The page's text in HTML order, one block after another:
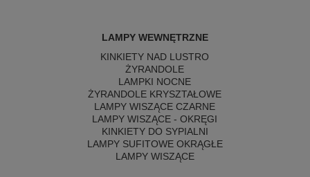
LAMPY WEWNĘTRZNE
KINKIETY NAD LUSTRO
ŻYRANDOLE
LAMPKI NOCNE
ŻYRANDOLE KRYSZTAŁOWE
LAMPY WISZĄCE CZARNE
LAMPY WISZĄCE - OKRĘGI
KINKIETY DO SYPIALNI
LAMPY SUFITOWE OKRĄGŁE
LAMPY WISZĄCE